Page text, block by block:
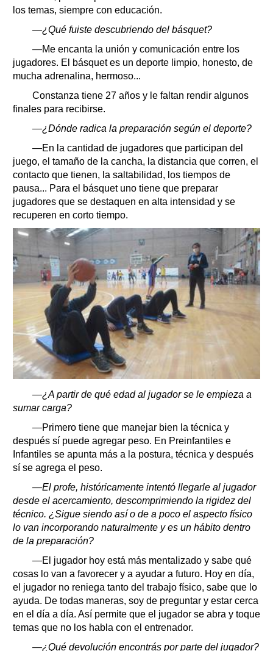
los temas, siempre con educación.
—¿Qué fuiste descubriendo del básquet?
—Me encanta la unión y comunicación entre los
jugadores. El básquet es un deporte limpio, honesto, de
mucha adrenalina, hermoso...
Constanza tiene 27 años y le faltan rendir algunos
finales para recibirse.
—¿Dónde radica la preparación según el deporte?
—En la cantidad de jugadores que participan del
juego, el tamaño de la cancha, la distancia que corren, el
contacto que tienen, la saltabilidad, los tiempos de
pausa... Para el básquet uno tiene que preparar
jugadores que se destaquen en alta intensidad y se
recuperen en corto tiempo.
—¿A partir de qué edad al jugador se le empieza a
sumar carga?
—Primero tiene que manejar bien la técnica y
después sí puede agregar peso. En Preinfantiles e
Infantiles se apunta más a la postura, técnica y después
sí se agrega el peso.
—El profe, históricamente intentó llegarle al jugador
desde el acercamiento, descomprimiendo la rigidez del
técnico. ¿Sigue siendo así o de a poco el aspecto físico
lo van incorporando naturalmente y es un hábito dentro
de la preparación?
—El jugador hoy está más mentalizado y sabe qué
cosas lo van a favorecer y a ayudar a futuro. Hoy en día,
el jugador no reniega tanto del trabajo físico, sabe que lo
ayuda. De todas maneras, soy de preguntar y estar cerca
en el día a día. Así permite que el jugador se abra y toque
temas que no los habla con el entrenador.
—¿Qué devolución encontrás por parte del jugador?